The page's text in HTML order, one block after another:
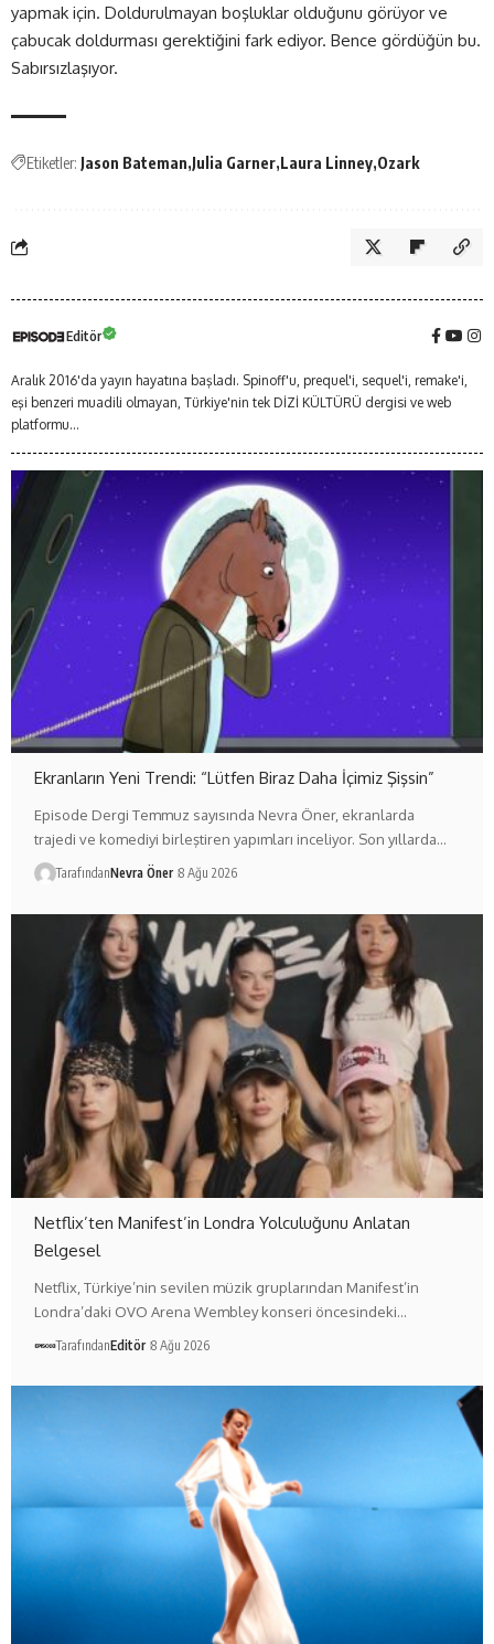
yapmak için. Doldurulmayan boşluklar olduğunu görüyor ve
çabucak doldurması gerektiğini fark ediyor. Bence gördüğün bu.
Sabırsızlaşıyor.
Etiketler: Jason Bateman Julia Garner Laura Linney Ozark
Editör
Aralık 2016'da yayın hayatına başladı. Spinoff'u, prequel'i, sequel'i, remake'i,
eşi benzeri muadili olmayan, Türkiye'nin tek DİZİ KÜLTÜRÜ dergisi ve web
platformu...
Ekranların Yeni Trendi: “Lütfen Biraz Daha İçimiz Şişsin”
Episode Dergi Temmuz sayısında Nevra Öner, ekranlarda
trajedi ve komediyi birleştiren yapımları inceliyor. Son yıllarda…
TarafındanNevra Öner 8 Ağu 2026
Netflix’ten Manifest’in Londra Yolculuğunu Anlatan
Belgesel
Netflix, Türkiye’nin sevilen müzik gruplarından Manifest’in
Londra’daki OVO Arena Wembley konseri öncesindeki…
TarafındanEditör 8 Ağu 2026